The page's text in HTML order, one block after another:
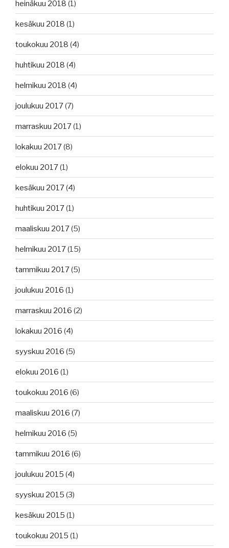
heinäkuu 2018 (1)
kesäkuu 2018 (1)
toukokuu 2018 (4)
huhtikuu 2018 (4)
helmikuu 2018 (4)
joulukuu 2017(7)
marraskuu 2017(1)
lokakuu 2017(8)
elokuu 2017(1)
kesäkuu 2017(4)
huhtikuu 2017(1)
maaliskuu 2017(5)
helmikuu 2017(15)
tammikuu 2017(5)
joulukuu 2016 (1)
marraskuu 2016 (2)
lokakuu 2016 (4)
syyskuu 2016 (5)
elokuu 2016 (1)
toukokuu 2016 (6)
maaliskuu 2016 (7)
helmikuu 2016 (5)
tammikuu 2016 (6)
joulukuu 2015 (4)
syyskuu 2015 (3)
kesäkuu 2015 (1)
toukokuu 2015 (1)